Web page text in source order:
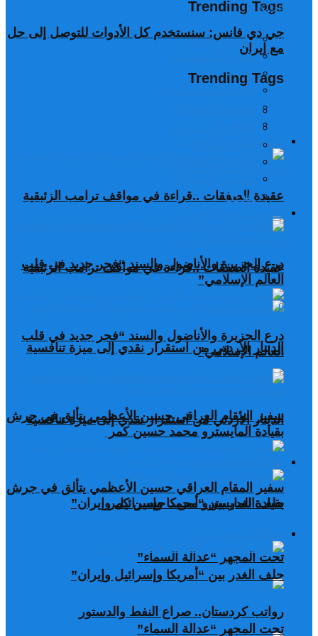
Trending Tags
اخبار العراق
نتائج الانتخابات
تغير المناخ
وادي السيليكون
كتاب أخبار العرب
عقيدة الصفقات ..قراءة في مواقف ترامب الزئبقية
درع الجزيرة والأناضول والسند “فجر جديد في قلب
العالم الإسلامي”
الدينار الأردني من استقرار نقدي إلى ميزة تنافسية
سفير المقام العراقي حسين الأعظمي يتألق في جرش
بقيادة المايسترو محمد حسين كمر
حلف الغدر بين “أمريكا وإسرائيل وإيران”
تحت المجهر “عدالة السماء”
رواتب كردستان.. صراع النفط والدستور
جي دي فانس: سنستخدم كل الأدوات للتوصل إلى حل
مع إيران
Trending Tags
ايران
عقيدة الصفقات ..قراءة في مواقف ترامب الزئبقية
درع الجزيرة والأناضول والسند “فجر جديد في قلب
العالم الإسلامي”
الدينار الأردني من استقرار نقدي إلى ميزة تنافسية
سفير المقام العراقي حسين الأعظمي يتألق في جرش
بقيادة المايسترو محمد حسين كمر
حلف الغدر بين “أمريكا وإسرائيل وإيران”
تحت المجهر “عدالة السماء”